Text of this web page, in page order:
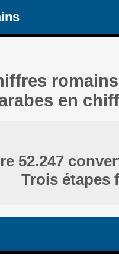
en
52.247
Trois étapes